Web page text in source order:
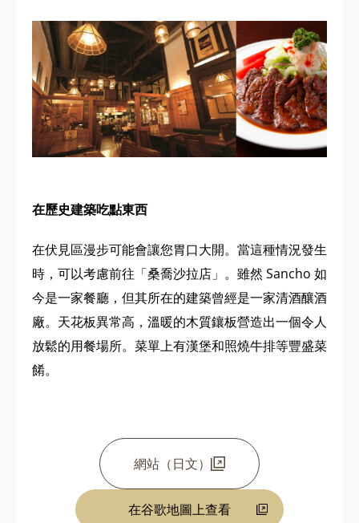
在歷史建築吃點東西
在伏見區漫步可能會讓您胃口大開。當這種情況發生
時，可以考慮前往「桑喬沙拉店」。雖然 Sancho 如
今是一家餐廳，但其所在的建築曾經是一家清酒釀酒
廠。天花板異常高，溫暖的木質鑲板營造出一個令人
放鬆的用餐場所。菜單上有漢堡和照燒牛排等豐盛菜
餚。
網站（日文）
在谷歌地圖上查看